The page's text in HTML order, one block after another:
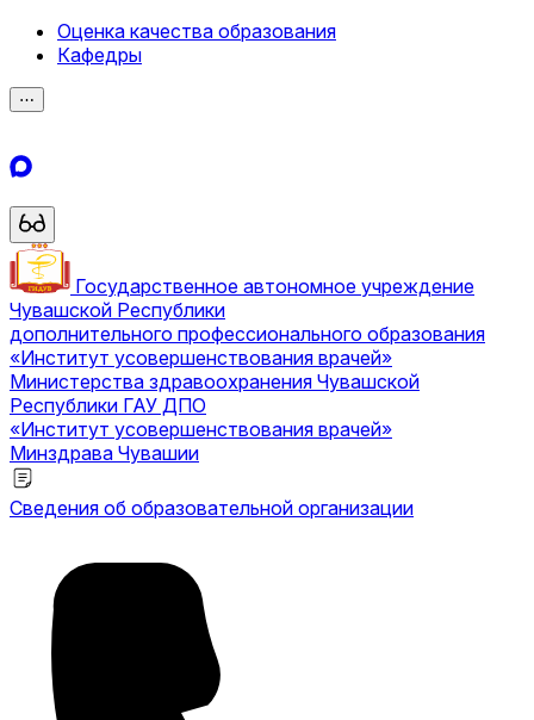
Оценка качества образования
Кафедры
⋯
Государственное автономное учреждение
Чувашской Республики
дополнительного профессионального образования
«Институт усовершенствования врачей»
Министерства здравоохранения Чувашской
Республики ГАУ ДПО
«Институт усовершенствования врачей»
Минздрава Чувашии
Сведения об образовательной организации